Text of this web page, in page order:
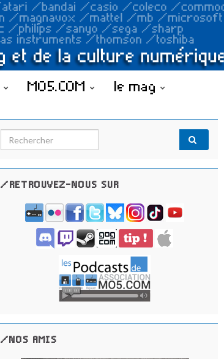
MO5.COM le mag
Search for:
/RETROUVEZ-NOUS SUR
/NOS AMIS